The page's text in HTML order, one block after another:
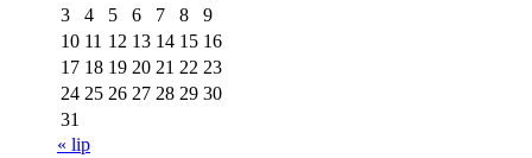
3
4 5 6 7 8
9
10 11 12 13 14 15 16
17 18 19 20 21 22 23
24 25 26 27 28 29 30
31
« lip